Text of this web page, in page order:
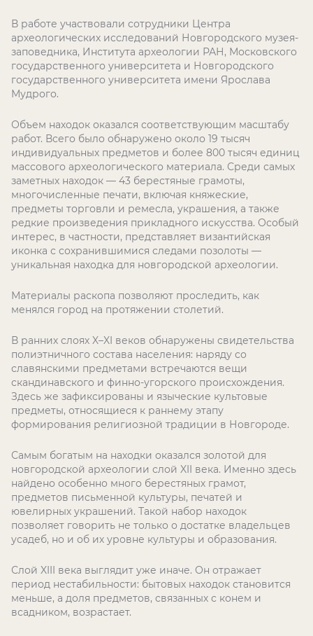
В работе участвовали сотрудники Центра
археологических исследований Новгородского музея-
заповедника, Института археологии РАН, Московского
государственного университета и Новгородского
государственного университета имени Ярослава
Мудрого.
Объем находок оказался соответствующим масштабу
работ. Всего было обнаружено около 19 тысяч
индивидуальных предметов и более 800 тысяч единиц
массового археологического материала. Среди самых
заметных находок — 43 берестяные грамоты,
многочисленные печати, включая княжеские,
предметы торговли и ремесла, украшения, а также
редкие произведения прикладного искусства. Особый
интерес, в частности, представляет византийская
иконка с сохранившимися следами позолоты —
уникальная находка для новгородской археологии.
Материалы раскопа позволяют проследить, как
менялся город на протяжении столетий.
В ранних слоях X–XI веков обнаружены свидетельства
полиэтничного состава населения: наряду со
славянскими предметами встречаются вещи
скандинавского и финно-угорского происхождения.
Здесь же зафиксированы и языческие культовые
предметы, относящиеся к раннему этапу
формирования религиозной традиции в Новгороде.
Самым богатым на находки оказался золотой для
новгородской археологии слой XII века. Именно здесь
найдено особенно много берестяных грамот,
предметов письменной культуры, печатей и
ювелирных украшений. Такой набор находок
позволяет говорить не только о достатке владельцев
усадеб, но и об их уровне культуры и образования.
Слой XIII века выглядит уже иначе. Он отражает
период нестабильности: бытовых находок становится
меньше, а доля предметов, связанных с конем и
всадником, возрастает.